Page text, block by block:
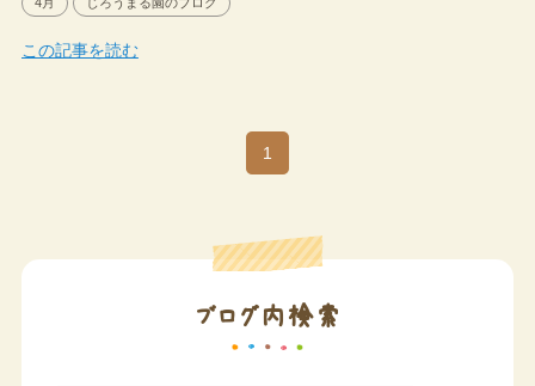
この記事を読む
1
ブログ内検索